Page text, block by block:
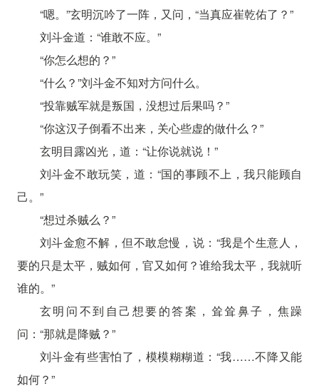
“嗯。”玄明沉吟了一阵，又问，“当真应崔乾佑了？”
刘斗金道：“谁敢不应。”
“你怎么想的？”
“什么？”刘斗金不知对方问什么。
“投靠贼军就是叛国，没想过后果吗？”
“你这汉子倒看不出来，关心些虚的做什么？”
玄明目露凶光，道：“让你说就说！”
刘斗金不敢玩笑，道：“国的事顾不上，我只能顾自
己。”
“想过杀贼么？”
刘斗金愈不解，但不敢怠慢，说：“我是个生意人，
要的只是太平，贼如何，官又如何？谁给我太平，我就听
谁的。”
玄明问不到自己想要的答案，耸耸鼻子，焦躁
问：“那就是降贼？”
刘斗金有些害怕了，模模糊糊道：“我……不降又能
如何？”